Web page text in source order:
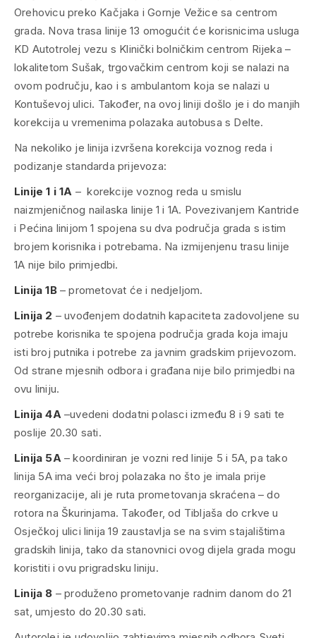
Orehovicu preko Kačjaka i Gornje Vežice sa centrom
grada. Nova trasa linije 13 omogućit će korisnicima usluga
KD Autotrolej vezu s Klinički bolničkim centrom Rijeka –
lokalitetom Sušak, trgovačkim centrom koji se nalazi na
ovom području, kao i s ambulantom koja se nalazi u
Kontuševoj ulici. Također, na ovoj liniji došlo je i do manjih
korekcija u vremenima polazaka autobusa s Delte.
Na nekoliko je linija izvršena korekcija voznog reda i
podizanje standarda prijevoza:
Linije 1 i 1A – korekcije voznog reda u smislu
naizmjeničnog nailaska linije 1 i 1A. Povezivanjem Kantride
i Pećina linijom 1 spojena su dva područja grada s istim
brojem korisnika i potrebama. Na izmijenjenu trasu linije
1A nije bilo primjedbi.
Linija 1B– prometovat će i nedjeljom.
Linija 2 – uvođenjem dodatnih kapaciteta zadovoljene su
potrebe korisnika te spojena područja grada koja imaju
isti broj putnika i potrebe za javnim gradskim prijevozom.
Od strane mjesnih odbora i građana nije bilo primjedbi na
ovu liniju.
Linija 4A–uvedeni dodatni polasci između 8 i 9 sati te
poslije 20.30 sati.
Linija 5A– koordiniran je vozni red linije 5 i 5A, pa tako
linija 5A ima veći broj polazaka no što je imala prije
reorganizacije, ali je ruta prometovanja skraćena – do
rotora na Škurinjama. Također, od Tibljaša do crkve u
Osječkoj ulici linija 19 zaustavlja se na svim stajalištima
gradskih linija, tako da stanovnici ovog dijela grada mogu
koristiti i ovu prigradsku liniju.
Linija 8 – produženo prometovanje radnim danom do 21
sat, umjesto do 20.30 sati.